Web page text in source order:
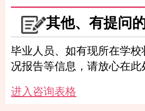
其他、有提问
毕业人员、如有现所在学
况报告等信息，请放心在此
进入咨询表格